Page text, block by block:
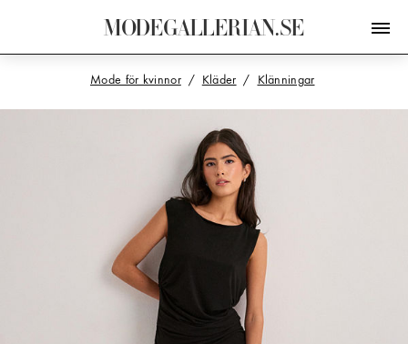
MODEGALLERIAN.SE
Mode för kvinnor Kläder Klänningar